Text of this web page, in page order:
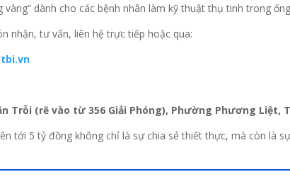
vàng” dành cho các bệnh nhân làm kỹ thuật thụ tinh trong
nhận, tư vấn, liên hệ trực tiếp hoặc qua:
Trỗi (rẽ vào từ 356 Giải Phóng), Phường Phương Liệt,
tới 5 tỷ đồng không chỉ là sự chia sẻ thiết thực, mà còn là